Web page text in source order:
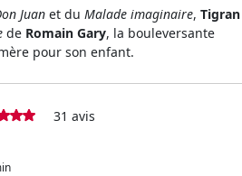
Juan et du Malade imaginaire, Tigran
de Romain Gary, la bouleversante
pour son enfant.
31 avis